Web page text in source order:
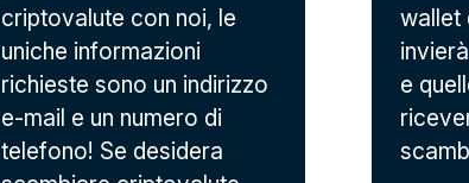
criptovalute con noi, le
uniche informazioni
richieste sono un indirizzo
e-mail e un numero di
telefono! Se desidera
wallet
e